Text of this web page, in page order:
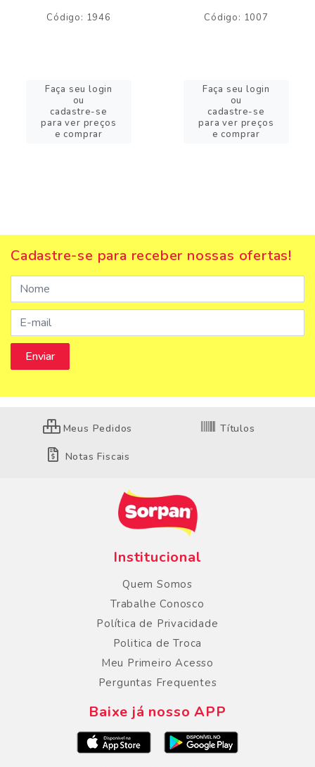
Código: 1946
Faça seu login
ou
cadastre-se
para ver preços
e comprar
Código: 1007
Faça seu login
ou
cadastre-se
para ver preços
e comprar
Cadastre-se para receber nossas ofertas!
Meus Pedidos Títulos
Notas Fiscais
Institucional
Quem Somos
Trabalhe Conosco
Política de Privacidade
Politica de Troca
Meu Primeiro Acesso
Perguntas Frequentes
Baixe já nosso APP